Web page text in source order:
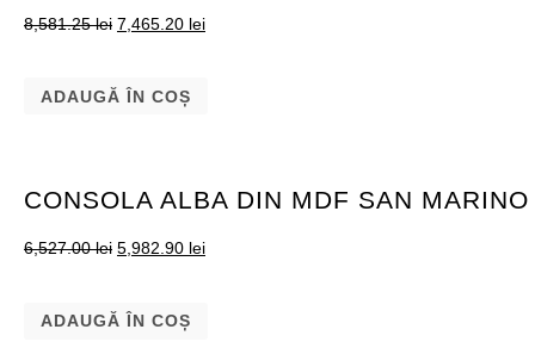
8,581.25lei 7,465.20 lei
ADAUGĂ ÎN COȘ
CONSOLA ALBA DIN MDF SAN MARINO
6,527.00lei 5,982.90 lei
ADAUGĂ ÎN COȘ